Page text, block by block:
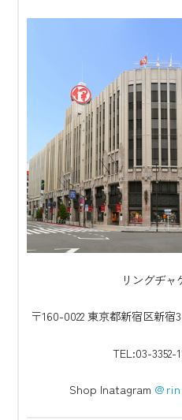
リングヂャ
〒160-0022 東京都新宿区新
TEL:03-3352-
Shop Inatagram